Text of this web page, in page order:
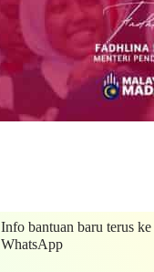
Info bantuan baru terus ke
WhatsApp